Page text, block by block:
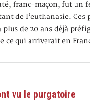
franc-maçon, fut un
de l’euthanasie. Ces
plus de 20 ans déjà
ce qui arriverait en
vu le purgatoire